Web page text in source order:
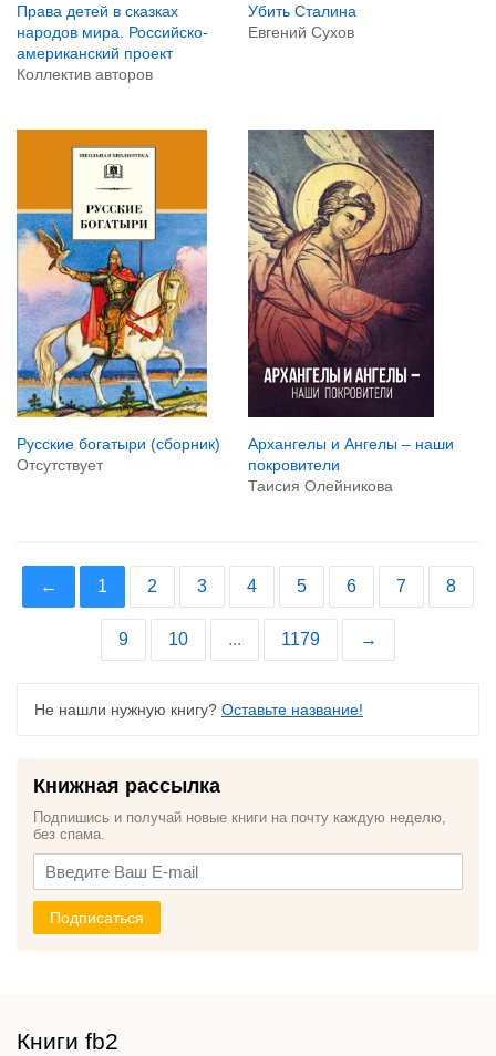
Права детей в сказках
народов мира. Российско-
американский проект
Коллектив авторов
Убить Сталина
Евгений Сухов
Русские богатыри (сборник)
Отсутствует
Архангелы и Ангелы – наши
покровители
Таисия Олейникова
← 1 2 3 4 5 6 7 8
9 10 ... 1179 →
Не нашли нужную книгу? Оставьте название!
Книжная рассылка
Подпишись и получай новые книги на почту каждую неделю,
без спама.
Подписаться
Книги fb2